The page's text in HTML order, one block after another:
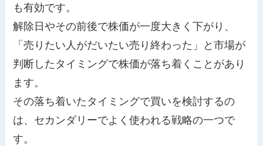
も有効です。
解除日やその前後で株価が一度大きく下がり、
「売りたい人がだいたい売り終わった」と市場が
判断したタイミングで株価が落ち着くことがあり
ます。
その落ち着いたタイミングで買いを検討するの
は、セカンダリーでよく使われる戦略の一つで
す。